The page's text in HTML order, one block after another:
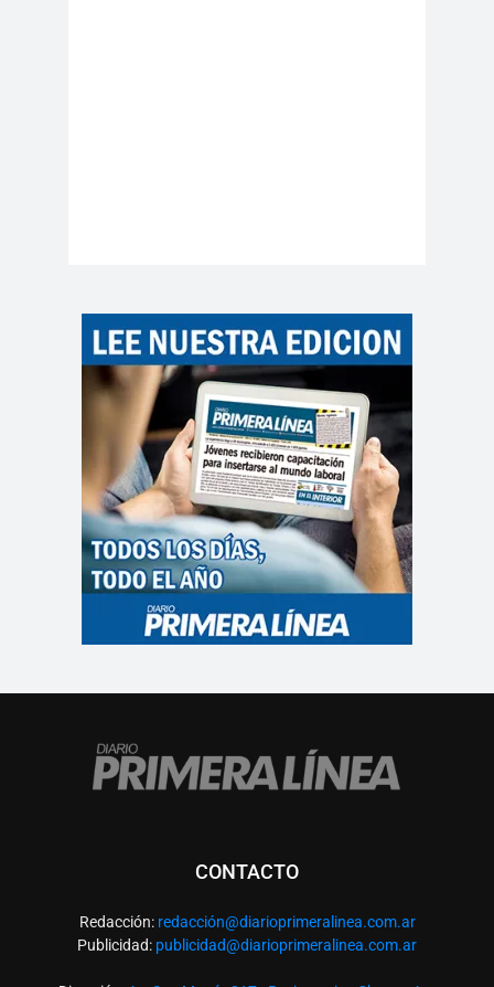
CONTACTO
Redacción: redacción@diarioprimeralinea.com.ar
Publicidad: publicidad@diarioprimeralinea.com.ar